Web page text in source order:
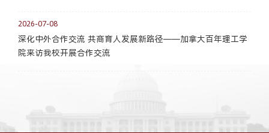
2026-07-08
深化中外合作交流 共商育人发展新路径——加拿大百年理工学
院来访我校开展合作交流